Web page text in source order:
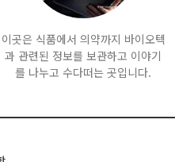
이곳은 식품에서 의약까지 바이오텍
과 관련된 정보를 보관하고 이야기
를 나누고 수다떠는 곳입니다.